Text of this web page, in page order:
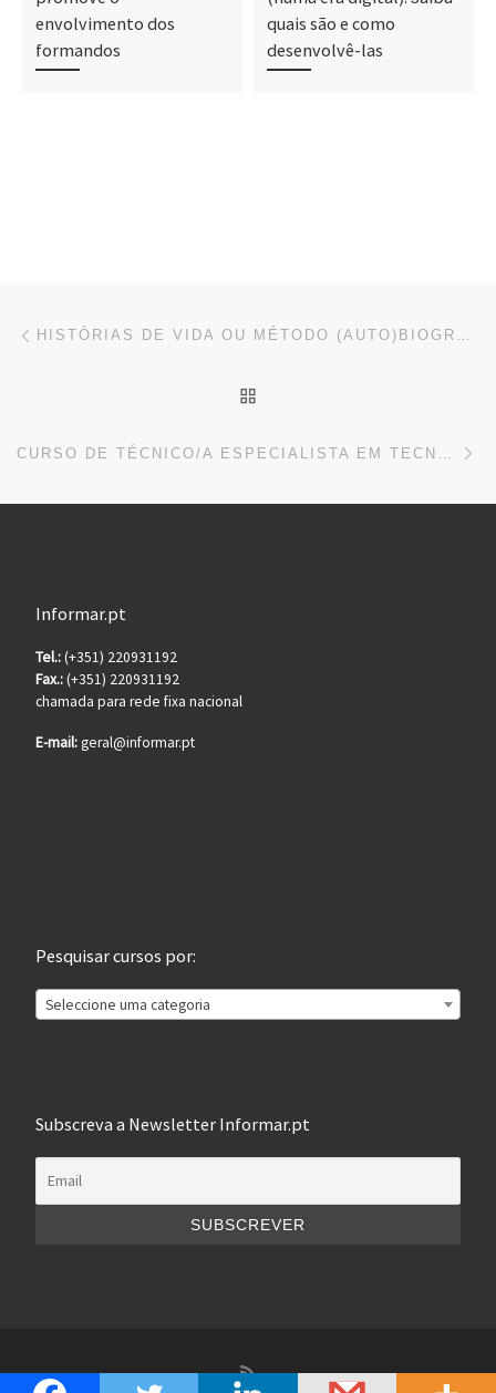
envolvimento dos
formandos
quais são e como
desenvolvê-las
Post navigation
Informar.pt
Tel.:(+351) 220931192
Fax.:(+351) 220931192
chamada para rede fixa nacional
E-mail:geral@informar.pt
Pesquisar cursos por:
Seleccione uma categoria
Subscreva a Newsletter Informar.pt